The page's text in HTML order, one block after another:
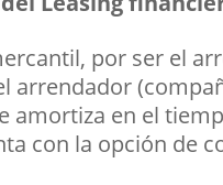
por ser el
arrendador
amortiza en el
con la opción de